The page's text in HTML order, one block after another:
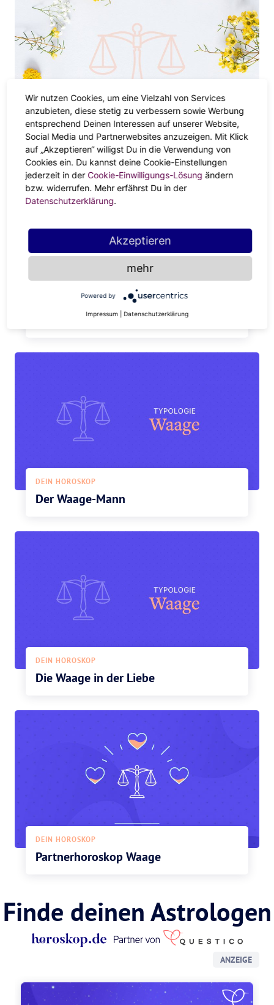
DEIN HOROSKOP
Jahreshoroskop Waage
Die Waage-Frau
DEIN HOROSKOP
Der Waage-Mann
DEIN HOROSKOP
Die Waage in der Liebe
DEIN HOROSKOP
Partnerhoroskop Waage
Finde deinen Astrologen
ANZEIGE
Wir nutzen Cookies, um eine Vielzahl von Services
anzubieten, diese stetig zu verbessern sowie Werbung
entsprechend Deinen Interessen auf unserer Website,
Social Media und Partnerwebsites anzuzeigen. Mit Klick
auf „Akzeptieren“ willigst Du in die Verwendung von
Cookies ein. Du kannst deine Cookie-Einstellungen
jederzeit in der Cookie-Einwilligungs-Lösung ändern
bzw. widerrufen. Mehr erfährst Du in der
Datenschutzerklärung.
Akzeptieren
mehr
Powered by
Impressum Datenschutzerklärung